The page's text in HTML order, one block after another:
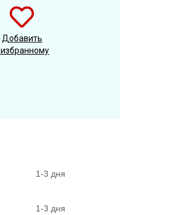
Добавить
избранному
1-3 дня
1-3 дня